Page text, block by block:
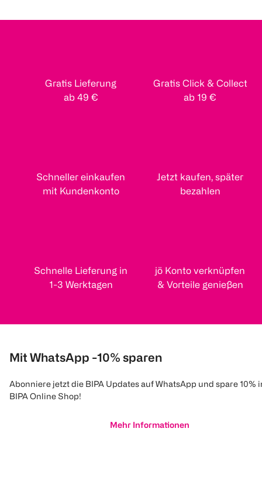
Gratis Lieferung
ab 49 €
Gratis Click & Collect
ab 19 €
Schneller einkaufen
mit Kundenkonto
Jetzt kaufen, später
bezahlen
Schnelle Lieferung in
1-3 Werktagen
jö Konto verknüpfen
& Vorteile genießen
Mit WhatsApp -10% sparen
Abonniere jetzt die BIPA Updates auf WhatsApp und spare 10%
BIPA Online Shop!
Mehr Informationen